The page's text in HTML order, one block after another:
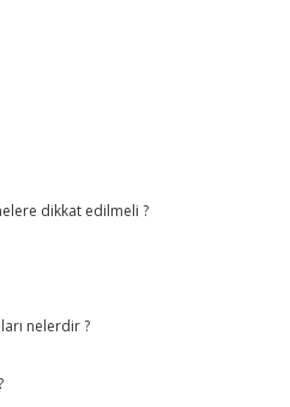
dikkat edilmeli ?
nelerdir ?